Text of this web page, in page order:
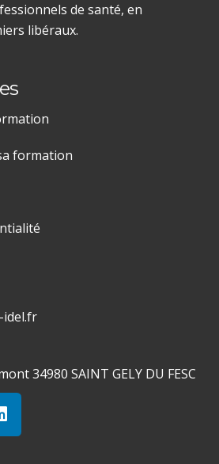
de santé, en
libéraux.
formation
idel.fr
34980 SAINT GELY DU FESC